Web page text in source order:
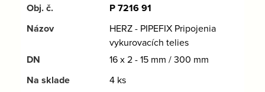
P 7216 91
HERZ - PIPEFIX Pripojenia
vykurovacích telies
16 x 2 - 15 mm / 300 mm
4 ks